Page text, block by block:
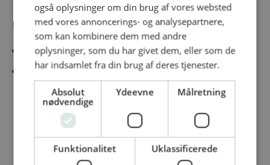
Information
Cookiepolitk
Persondatapolitik
© Dansk Cater A/S - All rights reserved
også oplysninger om din brug af vores websted
med vores annoncerings- og analysepartnere,
som kan kombinere dem med andre
oplysninger, som du har givet dem, eller som de
har indsamlet fra din brug af deres tjenester.
Absolut
nødvendige
Ydeevne Målretning
Funktionalitet Uklassificerede